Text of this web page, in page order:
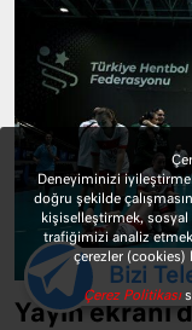
Yayın
Deneyiminizi
doğru şekilde
kişiselleştirmek,
trafiğimizi analiz
çerezler (cookies)
Çerez Politikası
Bizi